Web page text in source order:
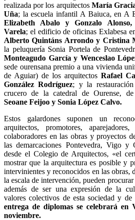
realizada por los arquitectos María
Uña; la escuela infantil A Baiuca, en A
Elizabeth Abalo y Gonzalo
Varela; el edificio de oficinas Exlabesa
Alberto Quintáns Arrondo y Cristina
la peluquería Sonia Portela de
Monteagudo García y Wenceslao
sede ourensana premio a una vivienda
de Aguiar) de los arquitectos Rafael
González Rodríguez; y la
crucero de la catedral de Ourense,
Seoane Feijoo y Sonia López Calvo.
Estos galardones suponen un
arquitectos, promotores,
colaboradores en las obras y proyectos
las demarcaciones Pontevedra, Vigo y
desde el Colegio de Arquitectos, «el
mostrar que la arquitectura es posible y
intervinientes y reconocidos en las obras,
la escala de intervención, pueden
además de ser una expresión de la
valores colectivos de esta sociedad y
entrega de diplomas se celebrará en
noviembre.